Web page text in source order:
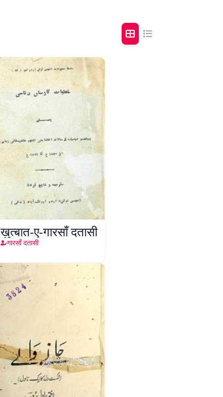
ख़ुत्बात-ए-गारसाँ दतासी
गारसाँ दतासी